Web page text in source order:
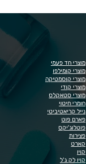
מוצרי חד פעמי
מוצרי קומילפו
מוצרי קוסמטיקה
מוצרי קודי
מוצרי סטאקלס
חומרי חיטוי
נייל קריאטיביטי
פארם פוט
פוטלוג'יקס
פצירות
קארט
קויו
קויו לק ג'ל